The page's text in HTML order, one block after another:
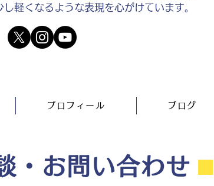
軽くなるような表現を心がけています。
プロフィール ブログ
・お問い合わせ ⬛︎